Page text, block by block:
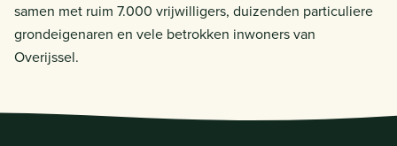
samen met ruim 7.000 vrijwilligers, duizenden particuliere
grondeigenaren en vele betrokken inwoners van
Overijssel.